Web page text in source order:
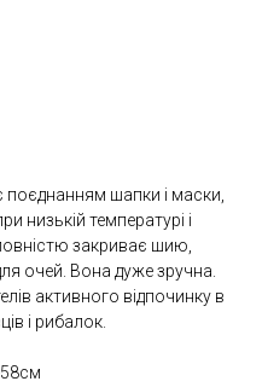
шапки і маски,
низькій температурі і
закриває шию,
очей. Вона дуже зручна.
активного відпочинку в
і рибалок.